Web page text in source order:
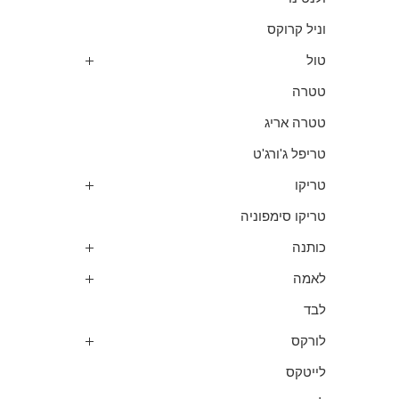
וניל קרוקס
טול
טטרה
טטרה אריג
טריפל ג'ורג'ט
טריקו
טריקו סימפוניה
כותנה
לאמה
לבד
לורקס
לייטקס